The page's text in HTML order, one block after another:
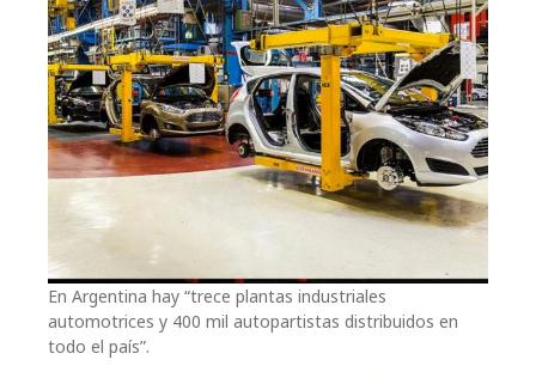
En Argentina hay “trece plantas industriales
automotrices y 400 mil autopartistas distribuidos en
todo el país”.